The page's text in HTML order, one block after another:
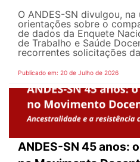
O ANDES-SN divulgou,
orientações sobre o
de dados da Enquete
de Trabalho e Saúde
recorrentes solicitações
Publicado em: 20 de Julho de 2026
ANDES-SN 45 anos: